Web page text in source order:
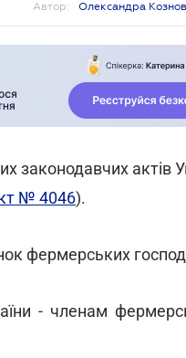
Автор: Олександра
законодавчих актів
№ 4046).
фермерських
- членам